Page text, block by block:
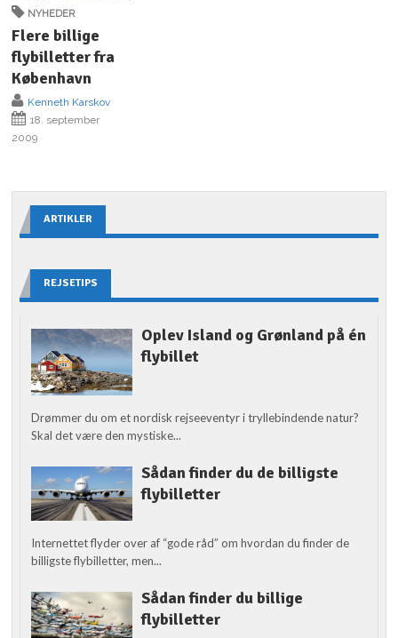
NYHEDER
Flere billige
flybilletter fra
København
Kenneth Karskov
18. september
2009
ARTIKLER
REJSETIPS
Oplev Island og Grønland på én
flybillet
Drømmer du om et nordisk rejseeventyr i tryllebindende natur?
Skal det være den mystiske...
Sådan finder du de billigste
flybilletter
Internettet flyder over af “gode råd” om hvordan du finder de
billigste flybilletter, men...
Sådan finder du billige
flybilletter